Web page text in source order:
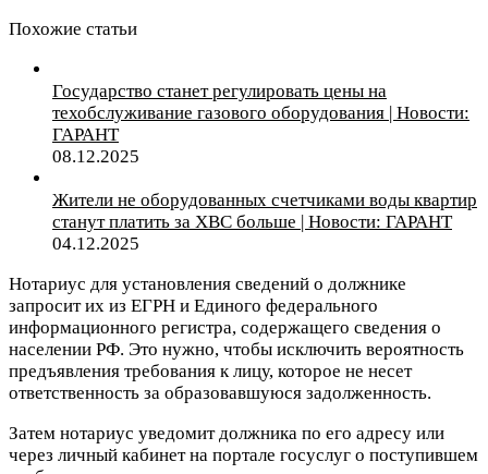
Похожие статьи
Государство станет регулировать цены на
техобслуживание газового оборудования | Новости:
ГАРАНТ
08.12.2025
Жители не оборудованных счетчиками воды квартир
станут платить за ХВС больше | Новости: ГАРАНТ
04.12.2025
Нотариус для установления сведений о должнике
запросит их из ЕГРН и Единого федерального
информационного регистра, содержащего сведения о
населении РФ. Это нужно, чтобы исключить вероятность
предъявления требования к лицу, которое не несет
ответственность за образовавшуюся задолженность.
Затем нотариус уведомит должника по его адресу или
через личный кабинет на портале госуслуг о поступившем